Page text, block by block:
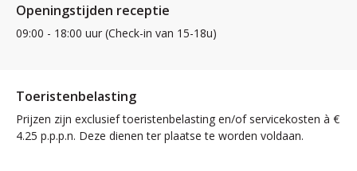
Openingstijden receptie
09:00 - 18:00 uur (Check-in van 15-18u)
Toeristenbelasting
Prijzen zijn exclusief toeristenbelasting en/of servicekosten à €
4.25 p.p.p.n. Deze dienen ter plaatse te worden voldaan.